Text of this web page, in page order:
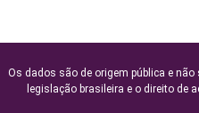
Os dados são de origem pública e
legislação brasileira e o direito de